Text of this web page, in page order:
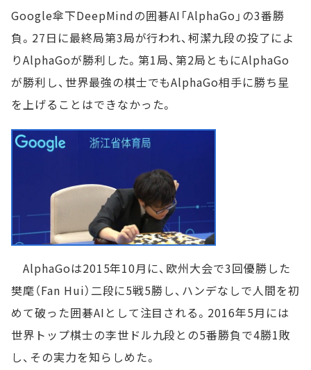
Google傘下DeepMindの囲碁AI「AlphaGo」の3番勝
負。27日に最終局第3局が行われ、柯潔九段の投了によ
りAlphaGoが勝利した。第1局、第2局ともにAlphaGo
が勝利し、世界最強の棋士でもAlphaGo相手に勝ち星
を上げることはできなかった。
AlphaGoは2015年10月に、欧州大会で3回優勝した
樊麾（Fan Hui）二段に5戦5勝し、ハンデなしで人間を初
めて破った囲碁AIとして注目される。2016年5月には
世界トップ棋士の李世ドル九段との5番勝負で4勝1敗
し、その実力を知らしめた。